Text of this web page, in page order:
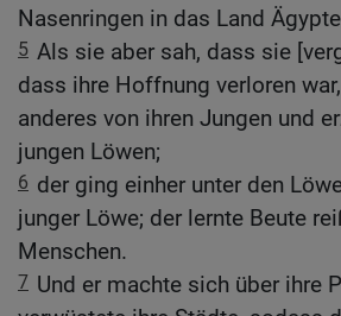
Nasenringen in das Land
5 Als sie aber sah, dass sie
dass ihre Hoffnung verloren
anderes von ihren Jungen und
jungen Löwen;
6 der ging einher unter den
junger Löwe; der lernte Beute
Menschen.
7 Und er machte sich über ihre